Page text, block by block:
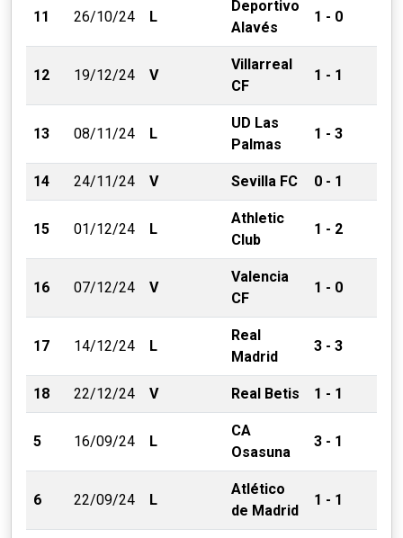
11 26/10/24 L
Deportivo
Alavés
1 - 0
12 19/12/24 V
Villarreal
CF
1 - 1
13 08/11/24 L
UD Las
Palmas
1 - 3
14 24/11/24 V Sevilla FC 0 - 1
15 01/12/24 L
Athletic
Club
1 - 2
16 07/12/24 V
Valencia
CF
1 - 0
17 14/12/24 L
Real
Madrid
3 - 3
18 22/12/24 V Real Betis 1 - 1
5 16/09/24 L
CA
Osasuna
3 - 1
6 22/09/24 L
Atlético
de Madrid
1 - 1